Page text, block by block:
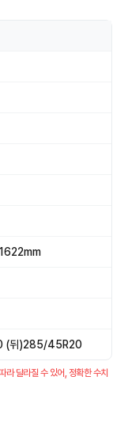
(뒤)285/45R20
라 달라질 수 있어, 정확한 수치